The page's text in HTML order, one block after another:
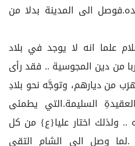
الى المدينة بدلا من
علما انه لا يوجد في بلاد
من دين المجوسية .. فقد رأى
من ديارهم، وتوجَّه نحو بلادِ
السليمة.التي يطمئى
.. ولذلك اختار عليا{ع} من كل
.لما وصل الى الشام التقى